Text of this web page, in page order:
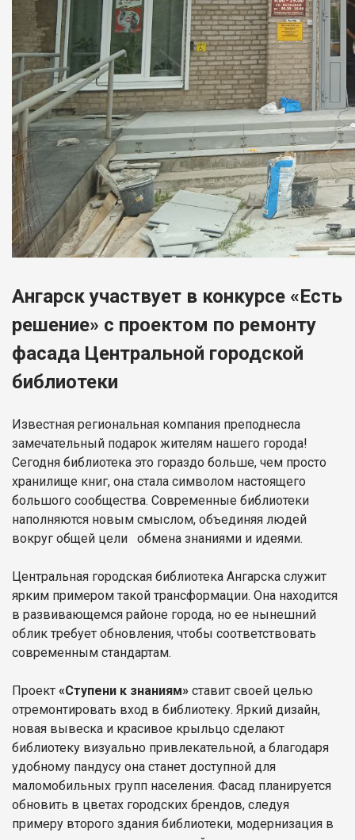
Ангарск участвует в конкурсе «Есть
решение» с проектом по ремонту
фасада Центральной городской
библиотеки
Известная региональная компания преподнесла
замечательный подарок жителям нашего города!
Сегодня библиотека это гораздо больше, чем просто
хранилище книг, она стала символом настоящего
большого сообщества. Современные библиотеки
наполняются новым смыслом, объединяя людей
вокруг общей цели обмена знаниями и идеями.
Центральная городская библиотека Ангарска служит
ярким примером такой трансформации. Она находится
в развивающемся районе города, но ее нынешний
облик требует обновления, чтобы соответствовать
современным стандартам.
Проект «Ступени к знаниям» ставит своей целью
отремонтировать вход в библиотеку. Яркий дизайн,
новая вывеска и красивое крыльцо сделают
библиотеку визуально привлекательной, а благодаря
удобному пандусу она станет доступной для
маломобильных групп населения. Фасад планируется
обновить в цветах городских брендов, следуя
примеру второго здания библиотеки, модернизация в